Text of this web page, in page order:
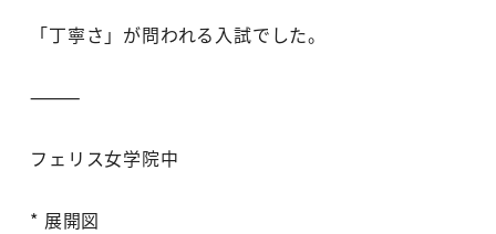
「丁寧さ」が問われる入試でした。
⸻
フェリス女学院中
* 展開図